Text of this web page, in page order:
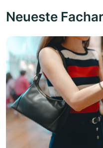
Neueste